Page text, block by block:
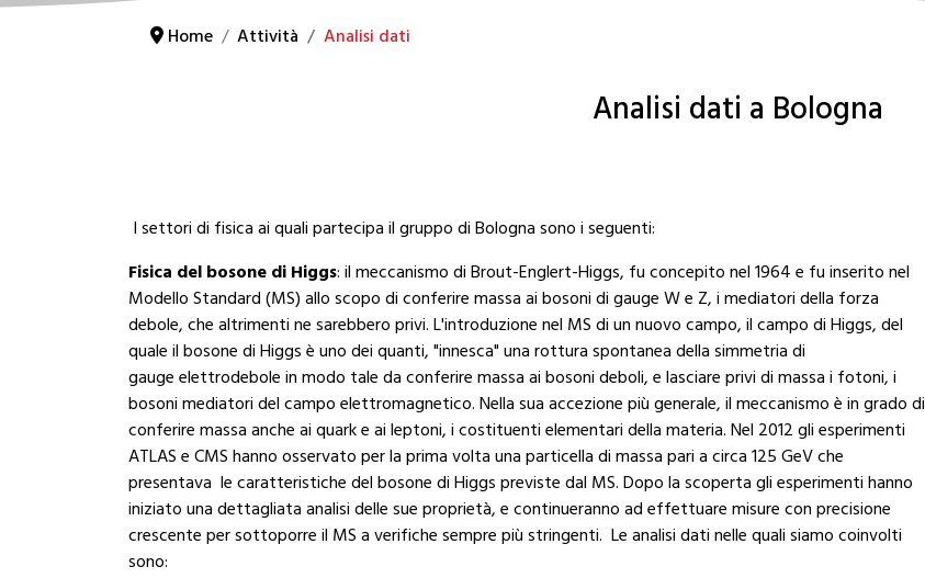
Home Attività Analisi dati
Analisi dati a Bologna
I settori di fisica ai quali partecipa il gruppo di Bologna sono i seguenti:
Fisica del bosone di Higgs: il meccanismo di Brout-Englert-Higgs, fu concepito nel 1964 e fu inserito nel
Modello Standard (MS) allo scopo di conferire massa ai bosoni di gauge W e Z, i mediatori della forza
debole, che altrimenti ne sarebbero privi. L'introduzione nel MS di un nuovo campo, il campo di Higgs, del
quale il bosone di Higgs è uno dei quanti, "innesca" una rottura spontanea della simmetria di
gauge elettrodebole in modo tale da conferire massa ai bosoni deboli, e lasciare privi di massa i fotoni, i
bosoni mediatori del campo elettromagnetico. Nella sua accezione più generale, il meccanismo è in grado di
conferire massa anche ai quark e ai leptoni, i costituenti elementari della materia. Nel 2012 gli esperimenti
ATLAS e CMS hanno osservato per la prima volta una particella di massa pari a circa 125 GeV che
presentava le caratteristiche del bosone di Higgs previste dal MS. Dopo la scoperta gli esperimenti hanno
iniziato una dettagliata analisi delle sue proprietà, e continueranno ad effettuare misure con precisione
crescente per sottoporre il MS a verifiche sempre più stringenti. Le analisi dati nelle quali siamo coinvolti
sono: